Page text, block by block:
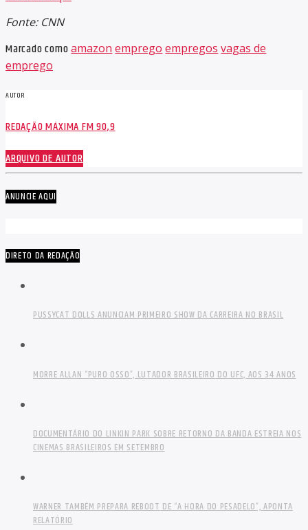
Fonte: CNN
Marcado comoamazon emprego empregos vagas de
emprego
AUTOR
REDAÇÃO MÁXIMA FM 90,9
ARQUIVO DE AUTOR
ANUNCIE AQUI
DIRETO DA REDAÇÃO
PUSSYCAT DOLLS ANUNCIAM PRIMEIRO SHOW DA CARREIRA NO BRASIL
MORRE ALLAN “PURO OSSO”, LUTADOR BRASILEIRO DO UFC, AOS 34 ANOS
DOCUMENTÁRIO DO LINKIN PARK SOBRE RETORNO DA BANDA ESTREIA NOS
CINEMAS BRASILEIROS EM SETEMBRO
WARNER TAMBÉM PREPARA REBOOT DE “A HORA DO PESADELO”, APONTA
RELATÓRIO